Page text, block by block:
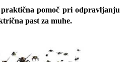
pomoč pri odpravljanju
past za muhe.